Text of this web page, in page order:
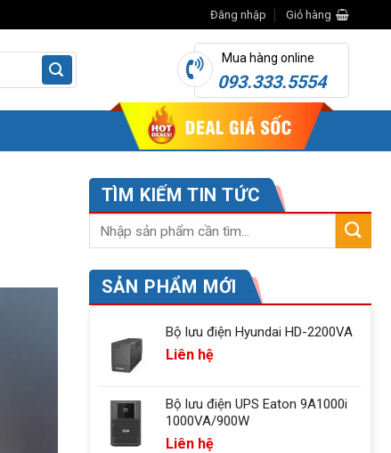
Đăng nhập Giỏ hàng
Mua hàng online
093.333.5554
TÌM KIẾM TIN TỨC
SẢN PHẨM MỚI
Bộ lưu điện Hyundai HD-2200VA
Liên hệ
Bộ lưu điện UPS Eaton 9A1000i
1000VA/900W
Liên hệ